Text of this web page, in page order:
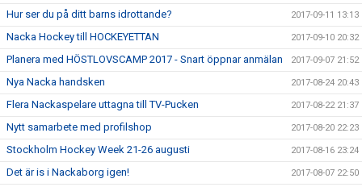
Hur ser du på ditt barns idrottande? 2017-09-11 13:13
Nacka Hockey till HOCKEYETTAN 2017-09-10 20:32
Planera med HÖSTLOVSCAMP 2017 - Snart öppnar anmälan 2017-09-07 21:52
Nya Nacka handsken 2017-08-24 20:43
Flera Nackaspelare uttagna till TV-Pucken 2017-08-22 21:37
Nytt samarbete med profilshop 2017-08-20 22:23
Stockholm Hockey Week 21-26 augusti 2017-08-16 23:24
Det är is i Nackaborg igen! 2017-08-07 22:50